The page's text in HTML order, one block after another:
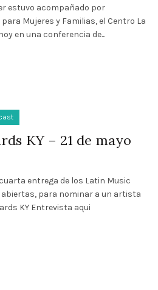
estuvo acompañado por
Mujeres y Familias, el Centro La
en una conferencia de...
KY – 21 de mayo
entrega de los Latin Music
para nominar a un artista
KY Entrevista aqui